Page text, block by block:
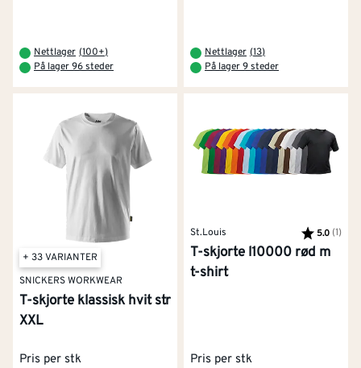
Nettlager (100+)
På lager 96 steder
Nettlager (13)
På lager 9 steder
+ 33 VARIANTER
SNICKERS WORKWEAR
T-skjorte klassisk hvit str
XXL
Pris per stk
St.Louis Karakter:
5.0 (1)
T-skjorte l10000 rød m
t-shirt
Pris per stk